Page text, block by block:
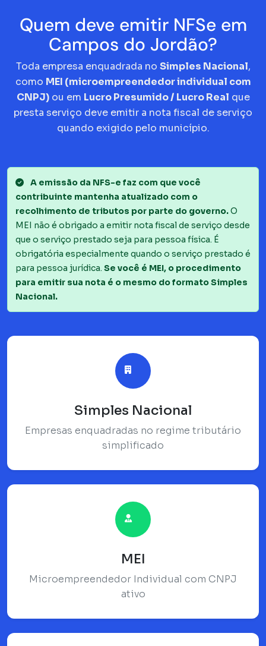
Quem deve emitir NFSe em
Campos do Jordão?
Toda empresa enquadrada no Simples Nacional,
como MEI (microempreendedor individual com
CNPJ)ou em Lucro Presumido / Lucro Real que
presta serviço deve emitir a nota fiscal de serviço
quando exigido pelo município.
A emissão da NFS-e faz com que você
contribuinte mantenha atualizado com o
recolhimento de tributos por parte do governo.O
MEI não é obrigado a emitir nota fiscal de serviço desde
que o serviço prestado seja para pessoa física. É
obrigatória especialmente quando o serviço prestado é
para pessoa jurídica. Se você é MEI, o procedimento
para emitir sua nota é o mesmo do formato Simples
Nacional.
Simples Nacional
Empresas enquadradas no regime tributário
simplificado
MEI
Microempreendedor Individual com CNPJ
ativo